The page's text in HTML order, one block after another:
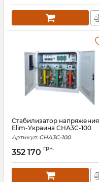
Стабилизатор напряжения
Elim-Украина СНА3С-100
Артикул: СНА3С-100
352 170 грн.